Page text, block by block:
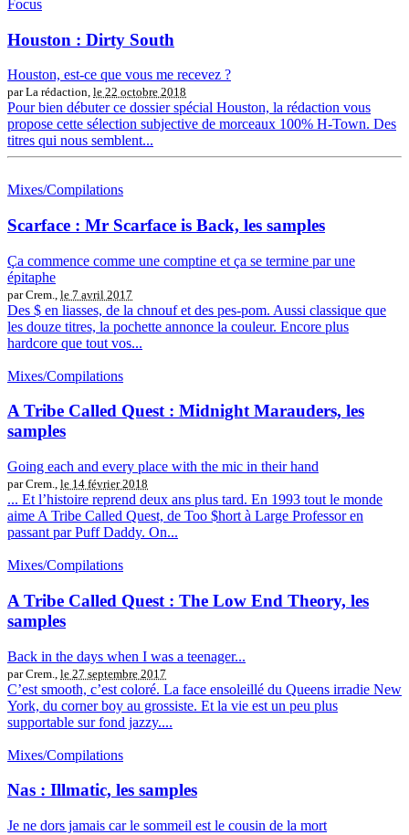
Focus
Houston : Dirty South
Houston, est-ce que vous me recevez ?
par La rédaction, le 22 octobre 2018
Pour bien débuter ce dossier spécial Houston, la rédaction vous
propose cette sélection subjective de morceaux 100% H-Town. Des
titres qui nous semblent...
Mixes/Compilations
Scarface : Mr Scarface is Back, les samples
Ça commence comme une comptine et ça se termine par une
épitaphe
par Crem., le 7 avril 2017
Des $ en liasses, de la chnouf et des pes-pom. Aussi classique que
les douze titres, la pochette annonce la couleur. Encore plus
hardcore que tout vos...
Mixes/Compilations
A Tribe Called Quest : Midnight Marauders, les
samples
Going each and every place with the mic in their hand
par Crem., le 14 février 2018
... Et l’histoire reprend deux ans plus tard. En 1993 tout le monde
aime A Tribe Called Quest, de Too $hort à Large Professor en
passant par Puff Daddy. On...
Mixes/Compilations
A Tribe Called Quest : The Low End Theory, les
samples
Back in the days when I was a teenager...
par Crem., le 27 septembre 2017
C’est smooth, c’est coloré. La face ensoleillé du Queens irradie New
York, du corner boy au grossiste. Et la vie est un peu plus
supportable sur fond jazzy....
Mixes/Compilations
Nas : Illmatic, les samples
Je ne dors jamais car le sommeil est le cousin de la mort